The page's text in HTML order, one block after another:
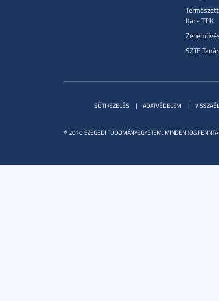
Kar - TTIK
SZTE
© 2010 SZEGEDI TUDOMÁNYEGYETEM. MINDEN JOG
SÜTIKEZELÉS ADATVÉDELEM